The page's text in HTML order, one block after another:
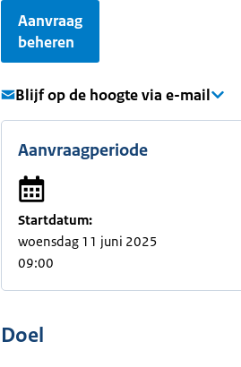
Aanvraag
beheren
Blijf op de hoogte via e-mail
Aanvraagperiode
Startdatum:
woensdag 11 juni 2025
09:00
Doel